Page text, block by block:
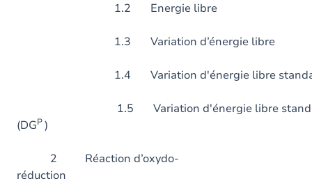
1.2 Energie libre
1.3 Variation d’énergie libre
1.4 Variation d'énergie libre standard
1.5 Variation d'énergie libre standard
(DGP)
2 Réaction d’oxydo-
réduction